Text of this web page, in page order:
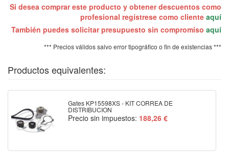
Si desea comprar este producto y obtener descuentos como
profesional regístrese como cliente aquí
También puedes solicitar presupuesto sin compromiso aquí
*** Precios válidos salvo error tipográfico o fin de existencias ***
Productos equivalentes:
Gates KP15598XS - KIT CORREA DE
DISTRIBUCION
Precio sin impuestos: 188,26 €